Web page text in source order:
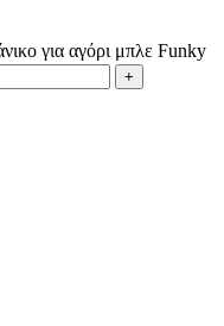
για αγόρι μπλε Funky